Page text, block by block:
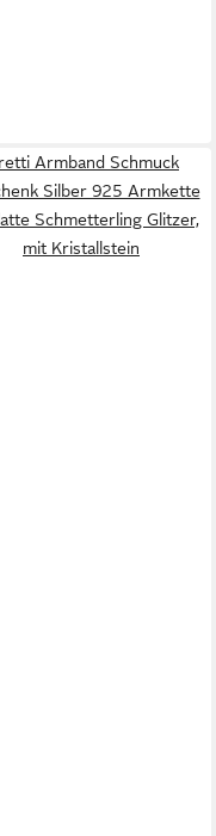
Armband Schmuck
Silber 925 Armkette
Schmetterling Glitzer,
mit Kristallstein